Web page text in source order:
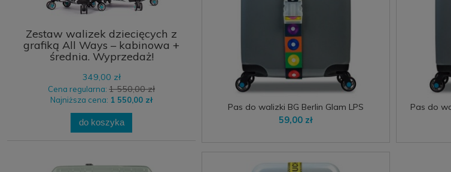
Zestaw walizek dziecięcych z
grafiką All Ways – kabinowa +
średnia. Wyprzedaż!
349,00 zł
Cena regularna: 1 550,00 zł
Najniższa cena: 1 550,00 zł
do koszyka
Pas do walizki BG Berlin Glam LPS
59,00 zł
Pas do